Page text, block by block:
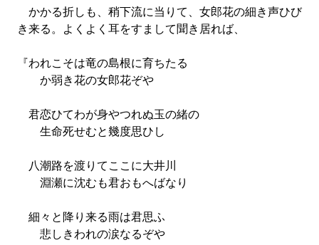
かかる折しも、稍下流に当りて、女郎花の細き声ひび
き来る。よくよく耳をすまして聞き居れば、
『われこそは竜の島根に育ちたる
か弱き花の女郎花ぞや
君恋ひてわが身やつれぬ玉の緒の
生命死せむと幾度思ひし
八潮路を渡りてここに大井川
淵瀬に沈むも君おもへばなり
細々と降り来る雨は君思ふ
悲しきわれの涙なるぞや